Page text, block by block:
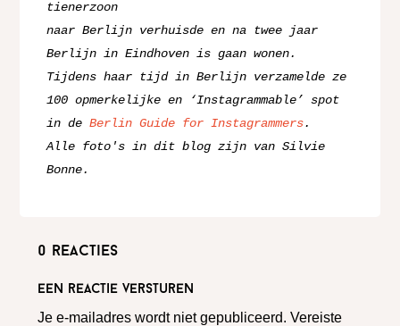
tienerzoon
naar Berlijn verhuisde en na twee jaar
Berlijn in Eindhoven is gaan wonen.
Tijdens haar tijd in Berlijn verzamelde ze
100 opmerkelijke en ‘Instagrammable’ spot
in de Berlin Guide for Instagrammers.
Alle foto's in dit blog zijn van Silvie
Bonne.
0 reacties
Een reactie versturen
Je e-mailadres wordt niet gepubliceerd. Vereiste